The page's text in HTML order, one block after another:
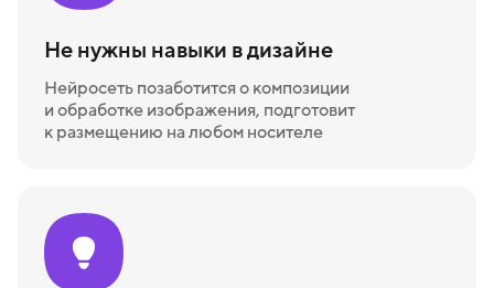
Не нужны навыки в дизайне
Нейросеть позаботится о композиции
и обработке изображения, подготовит
к размещению на любом носителе